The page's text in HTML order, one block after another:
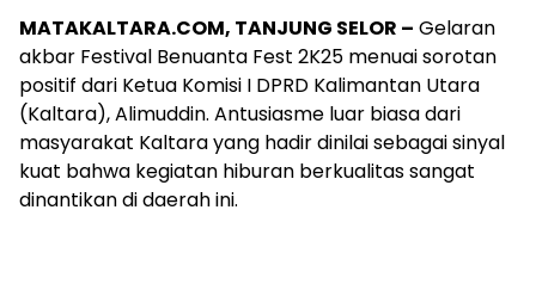
MATAKALTARA.COM, TANJUNG SELOR – Gelaran
akbar Festival Benuanta Fest 2K25 menuai sorotan
positif dari Ketua Komisi I DPRD Kalimantan Utara
(Kaltara), Alimuddin. Antusiasme luar biasa dari
masyarakat Kaltara yang hadir dinilai sebagai sinyal
kuat bahwa kegiatan hiburan berkualitas sangat
dinantikan di daerah ini.